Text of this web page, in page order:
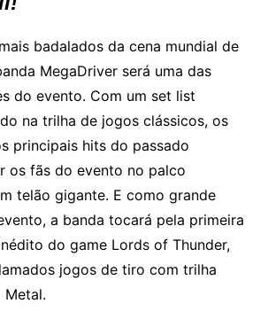
badalados da cena mundial de
MegaDriver será uma das
do evento. Com um set list
na trilha de jogos clássicos, os
principais hits do passado
os fãs do evento no palco
telão gigante. E como grande
a banda tocará pela primeira
do game Lords of Thunder,
jogos de tiro com trilha
Metal.